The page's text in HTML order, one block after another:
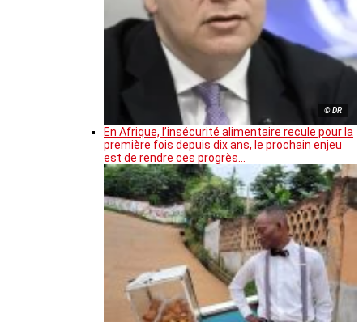
© DR
En Afrique, l’insécurité alimentaire recule pour la
première fois depuis dix ans, le prochain enjeu
est de rendre ces progrès…